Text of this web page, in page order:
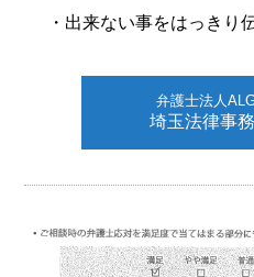
・出来ない事をはっきり
弁護士法人
埼玉法律事